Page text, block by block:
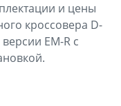
и цены
кроссовера D-
EM-R с